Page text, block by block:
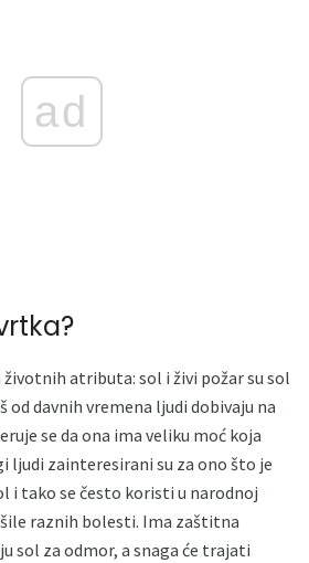
ad
atributa: sol i živi požar su sol
od davnih vremena ljudi dobivaju na
se da ona ima veliku moć koja
ljudi zainteresirani su za ono što je
i tako se često koristi u narodnoj
raznih bolesti. Ima zaštitna
sol za odmor, a snaga će trajati